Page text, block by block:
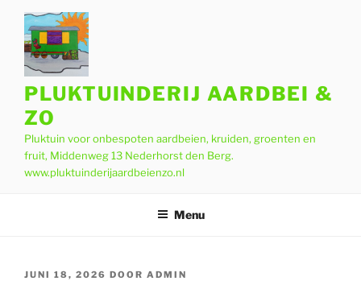
inhoud
PLUKTUINDERIJ AARDBEI &
ZO
Pluktuin voor onbespoten aardbeien, kruiden, groenten en
fruit, Middenweg 13 Nederhorst den Berg.
www.pluktuinderijaardbeienzo.nl
Menu
GEPLAATST
JUNI 18, 2026 DOOR ADMIN